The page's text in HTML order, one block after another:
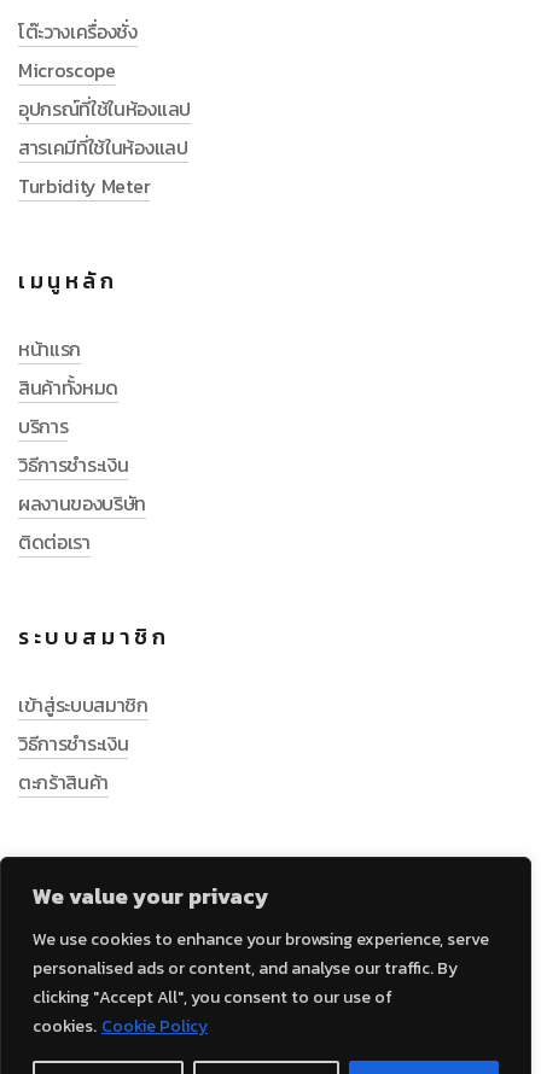
We value your privacy
We use cookies to enhance your browsing experience, serve
personalised ads or content, and analyse our traffic. By
clicking "Accept All", you consent to our use of
cookies. Cookie Policy
โต๊ะวางเครื่องชั่ง
Microscope
อุปกรณ์ที่ใช้ในห้องแลป
สารเคมีที่ใช้ในห้องแลป
Turbidity Meter
เมนูหลัก
หน้าแรก
สินค้าทั้งหมด
บริการ
วิธีการชำระเงิน
ผลงานของบริษัท
ติดต่อเรา
ระบบสมาชิก
เข้าสู่ระบบสมาชิก
วิธีการชำระเงิน
ตะกร้าสินค้า